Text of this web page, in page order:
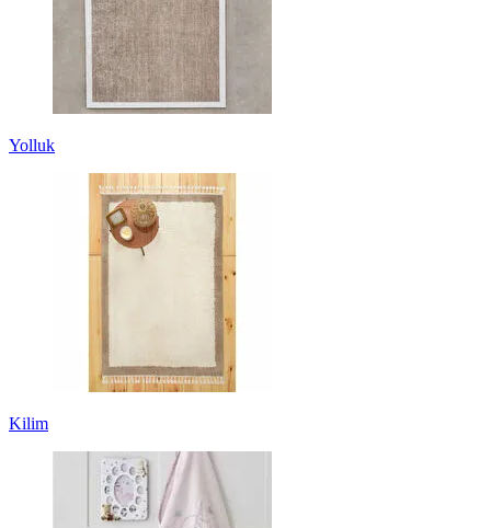
Yolluk
Kilim